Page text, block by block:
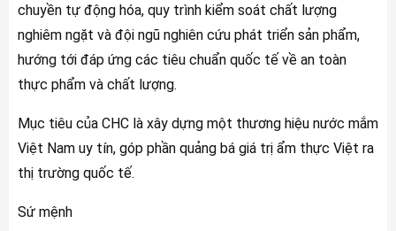
chuyền tự động hóa, quy trình kiểm soát chất lượng
nghiêm ngặt và đội ngũ nghiên cứu phát triển sản phẩm,
hướng tới đáp ứng các tiêu chuẩn quốc tế về an toàn
thực phẩm và chất lượng.
Mục tiêu của CHC là xây dựng một thương hiệu nước mắm
Việt Nam uy tín, góp phần quảng bá giá trị ẩm thực Việt ra
thị trường quốc tế.
Sứ mệnh